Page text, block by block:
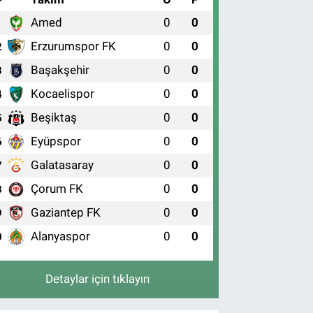
Amed 0 0
Erzurumspor FK 0 0
Başakşehir 0 0
Kocaelispor 0 0
Beşiktaş 0 0
Eyüpspor 0 0
Galatasaray 0 0
Çorum FK 0 0
Gaziantep FK 0 0
Alanyaspor 0 0
Detaylar için tıklayın